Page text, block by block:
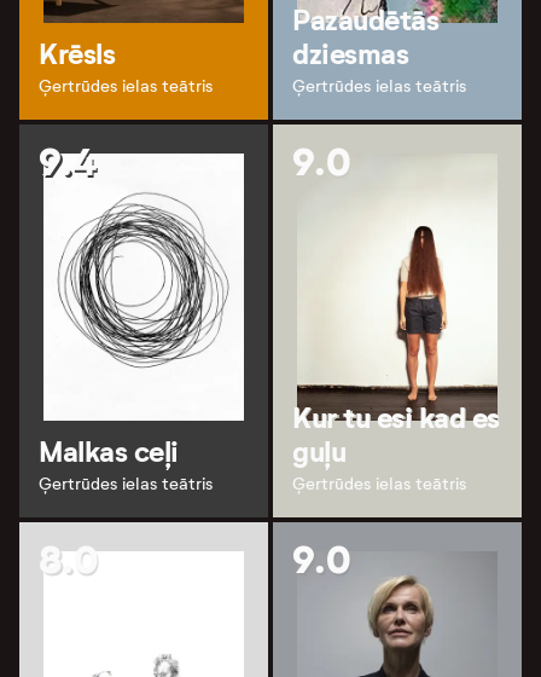
Krēsls
Ģertrūdes ielas teātris
Pazaudētās
dziesmas
Ģertrūdes ielas teātris
9.4
Malkas ceļi
Ģertrūdes ielas teātris
9.0
Kur tu esi kad es
guļu
Ģertrūdes ielas teātris
8.0 9.0